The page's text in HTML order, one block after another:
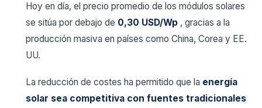
Hoy en día, el precio promedio de los módulos solares
se sitúa por debajo de 0,30 USD/Wp , gracias a la
producción masiva en países como China, Corea y EE.
UU.
La reducción de costes ha permitido que la energía
solar sea competitiva con fuentes tradicionales